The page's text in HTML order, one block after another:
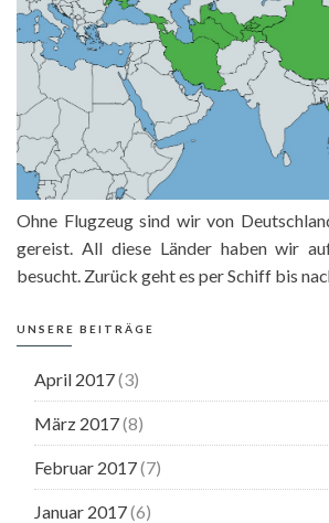
Ohne Flugzeug sind wir von
gereist. All diese Länder haben wir
besucht. Zurück geht es per Schiff bis
UNSERE BEITRÄGE
April 2017(3)
März 2017(8)
Februar 2017(7)
Januar 2017(6)